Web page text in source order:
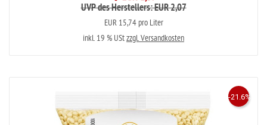
UVP des Herstellers: EUR 2,07
EUR 15,74 pro Liter
inkl. 19 % UStzzgl. Versandkosten
-21.6%